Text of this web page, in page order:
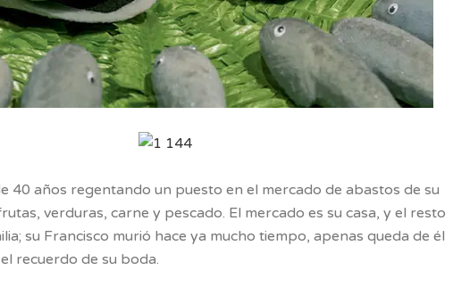
40 años regentando un puesto en el mercado de abastos de su
verduras, carne y pescado. El mercado es su casa, y el resto
su Francisco murió hace ya mucho tiempo, apenas queda de él
recuerdo de su boda.